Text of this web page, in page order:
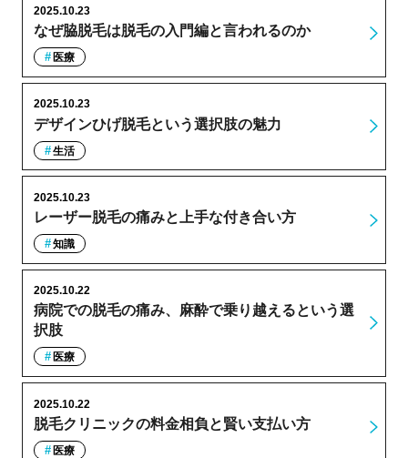
なぜ脇脱毛は脱毛の入門編と言われるのか
2025.10.23
医療
デザインひげ脱毛という選択肢の魅力
2025.10.23
生活
レーザー脱毛の痛みと上手な付き合い方
2025.10.23
知識
病院での脱毛の痛み、麻酔で乗り越えるという選
択肢
2025.10.22
医療
脱毛クリニックの料金相負と賢い支払い方
2025.10.22
医療